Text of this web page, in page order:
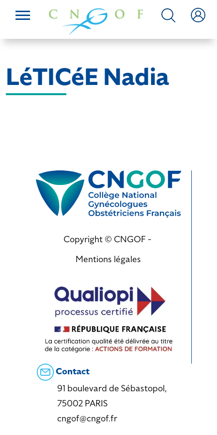
LéTICéE Nadia
Copyright © CNGOF -
Mentions légales
Contact
91 boulevard de Sébastopol,
75002 PARIS
cngof@cngof.fr